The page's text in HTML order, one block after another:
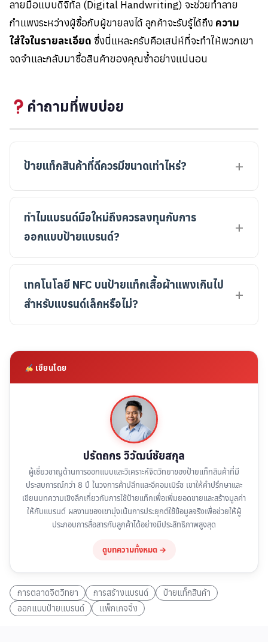
ลายมือแบบดิจิทัล (Digital Handwriting) จะช่วยทำลาย
กำแพงระหว่างผู้ซื้อกับผู้ขายลงได้ ลูกค้าจะรับรู้ได้ถึง ความ
ใส่ใจในรายละเอียด ซึ่งนี่แหละครับคือเสน่ห์ที่จะทำให้พวกเขา
จดจำและกลับมาซื้อสินค้าของคุณซ้ำอย่างแน่นอน
คำถามที่พบบ่อย
ป้ายแท็กสินค้าที่ดีควรมีขนาดเท่าไหร่?
ทำไมแบรนด์มือใหม่ถึงควรลงทุนกับการ
ออกแบบป้ายแบรนด์?
เทคโนโลยี NFC บนป้ายแท็กเสื้อผ้าแพงเกินไป
สำหรับแบรนด์เล็กหรือไม่?
เขียนโดย
ปรัตถกร วิวัฒน์ชัยสกุล
ผู้เชี่ยวชาญด้านการออกแบบและวิเคราะห์จิตวิทยาของป้ายแท็กสินค้าที่มี
ประสบการณ์กว่า 8 ปี ในวงการค้าปลีกและอีคอมเมิร์ซ เขาให้คำปรึกษาและ
เขียนบทความเชิงลึกเกี่ยวกับการใช้ป้ายแท็กเพื่อเพิ่มยอดขายและสร้างมูลค่า
ให้กับแบรนด์ ผลงานของเขามุ่งเน้นการประยุกต์ใช้ข้อมูลจริงเพื่อช่วยให้ผู้
ประกอบการสื่อสารกับลูกค้าได้อย่างมีประสิทธิภาพสูงสุด
ดูบทความทั้งหมด →
การตลาดจิตวิทยา การสร้างแบรนด์
ป้ายแท็กสินค้า
ออกแบบป้ายแบรนด์
แพ็กเกจจิ้ง